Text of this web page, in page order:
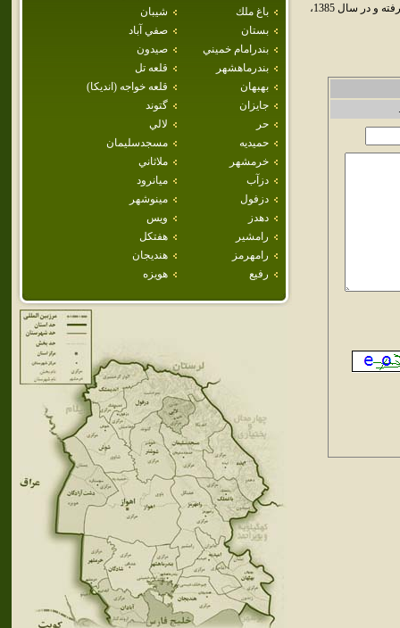
باغ ملك
شيبان
بستان
صفي آباد
بندرامام خميني
صيدون
بندرماهشهر
قلعه تل
بهبهان
قلعه خواجه (انديكا)
جايزان
گتوند
حر
لالي
حميديه
مسجدسليمان
خرمشهر
ملاثاني
دزآب
ميانرود
دزفول
مينوشهر
دهدز
ويس
رامشير
هفتكل
رامهرمز
هنديجان
رفيع
هويزه
حسينيه شهري است در استان خوزستان. اين شهر در بخش الوار گرمسيري شهرستان انديمشک قرار گرفته و در سال 1385،